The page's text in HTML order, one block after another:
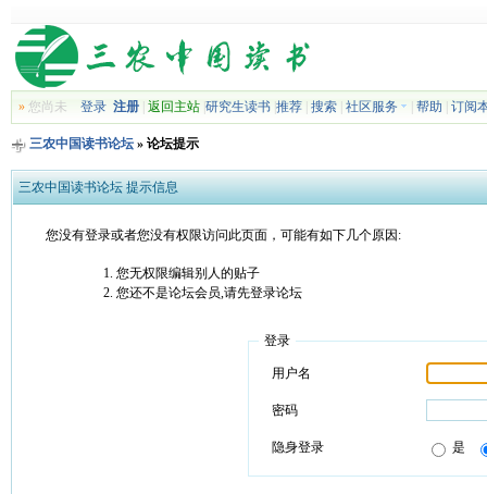
»您尚未 登录 注册| 返回主站| 研究生读书| 推荐| 搜索| 社区服务 帮助 订阅
三农中国读书论坛» 论坛提示
三农中国读书论坛 提示信息
您没有登录或者您没有权限访问此页面，可能有如下几个原因:
您无权限编辑别人的贴子
您还不是论坛会员,请先登录论坛
登录
用户名
密码
隐身登录 是